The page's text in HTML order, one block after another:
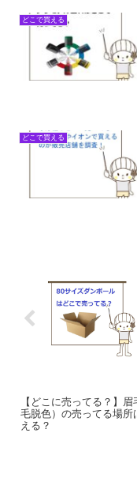
どこで買える
どこで買える
【どこに売ってる？】
毛脱色）の売ってる場所
える？